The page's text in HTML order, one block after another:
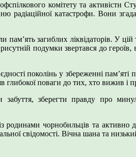
комітету та активісти
радіаційної катастрофи. Вони
загиблих ліквідаторів. У
подумки звертався до
поколінь у збереженні
глибокої поваги до тих, хто вижив і
забуття, зберегти правду про
чорнобильців та активно
свідомості. Вічна шана та